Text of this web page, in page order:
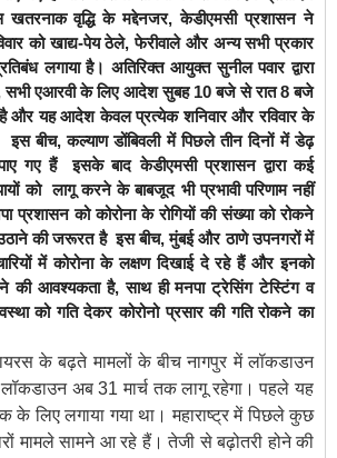
वृद्धि के मद्देनजर, केडीएमसी प्रशासन ने
को खाद्य-पेय ठेले, फेरीवाले और अन्य सभी प्रकार
लगाया है। अतिरिक्त आयुक्त सुनील पवार द्वारा
सभी एआरवी के लिए आदेश सुबह 10 बजे से रात 8 बजे
है और यह आदेश केवल प्रत्येक शनिवार और रविवार के
इस बीच, कल्याण डोंबिवली में पिछले तीन दिनों में डेढ़
गए हैं इसके बाद केडीएमसी प्रशासन द्वारा कई
को लागू करने के बाबजूद भी प्रभावी परिणाम नहीं
प्रशासन को कोरोना के रोगियों की संख्या को रोकने
की जरूरत है इस बीच, मुंबई और ठाणे उपनगरों में
में कोरोना के लक्षण दिखाई दे रहे हैं और इनको
की आवश्यकता है, साथ ही मनपा ट्रेसिंग टेस्टिंग व
को गति देकर कोरोनो प्रसार की गति रोकने का
वायरस के बढ़ते मामलों के बीच नागपुर में लॉकडाउन
लॉकडाउन अब 31 मार्च तक लागू रहेगा। पहले यह
के लिए लगाया गया था। महाराष्ट्र में पिछले कुछ
मामले सामने आ रहे हैं। तेजी से बढ़ोतरी होने की